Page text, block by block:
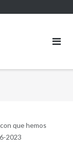
que hemos
2023